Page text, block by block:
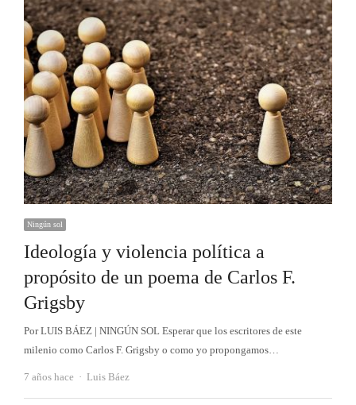
Ningún sol
Ideología y violencia política a
propósito de un poema de Carlos F.
Grigsby
Por LUIS BÁEZ | NINGÚN SOL Esperar que los escritores de este
milenio como Carlos F. Grigsby o como yo propongamos…
7 años hace Autor
Luis Báez